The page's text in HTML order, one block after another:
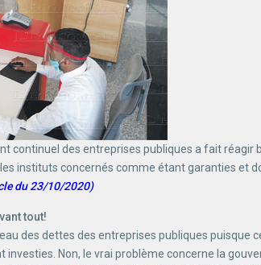
continuel des entreprises publiques a fait réagir
instituts concernés comme étant garanties et
du 23/10/2020)
tout!
des dettes des entreprises publiques puisque
Non, le vrai problème concerne la